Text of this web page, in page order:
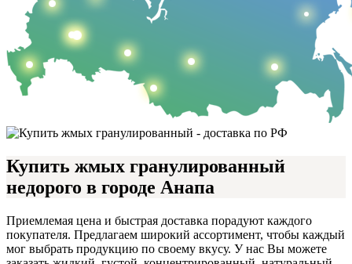
Купить жмых гранулированный
недорого в городе Анапа
Приемлемая цена и быстрая доставка порадуют каждого
покупателя. Предлагаем широкий ассортимент, чтобы каждый
мог выбрать продукцию по своему вкусу. У нас Вы можете